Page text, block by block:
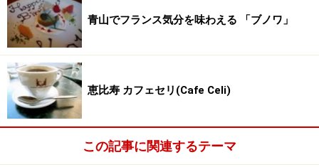
電話 03-6228-5731
パティスリー「風と土」 HP
※記事内容は執筆時点のものです。最新の内容をご確認くださ
い。
※メニューや料金などのデータは、取材時または記事公開時点で
の内容です。
1/2 次のページへ
青山でフランス気分を味わえる 「ブノワ」
恵比寿 カフェセリ(Cafe Celi)
この記事に関連するテーマ